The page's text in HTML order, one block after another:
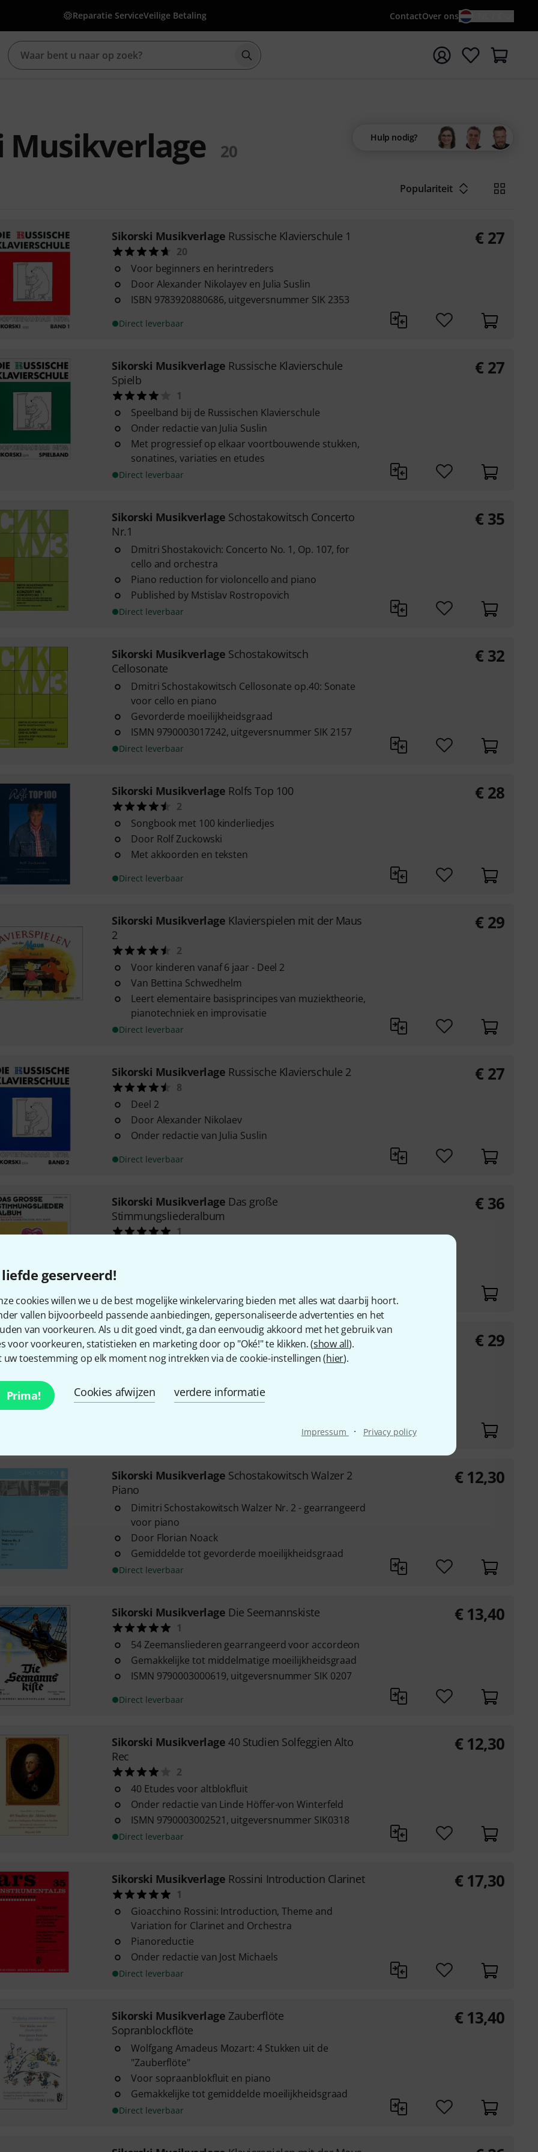
geserveerd!
cookies willen we u de best mogelijke winkelervaring bieden met alles wat daarbij hoort.
vallen bijvoorbeeld passende aanbiedingen, gepersonaliseerde advertenties en het
van voorkeuren. Als u dit goed vindt, ga dan eenvoudig akkoord met het gebruik van
voor voorkeuren, statistieken en marketing door op "Oké!" te klikken. (show all).
uw toestemming op elk moment nog intrekken via de cookie-instellingen (hier).
Prima! Cookies afwijzen verdere informatie
Impressum · Privacy policy
Reparatie ServiceVeilige Betaling ContactOver ons
Zoek met zoekterm {searchTerm}
Musikverlage 20
Hulp nodig?
Populariteit
Sikorski Musikverlage Russische Klavierschule 1
20
Voor beginners en herintreders
Door Alexander Nikolayev en Julia Suslin
ISBN 9783920880686, uitgeversnummer SIK 2353
Direct leverbaar
€ 27
Sikorski Musikverlage Russische Klavierschule
Spielb
1
Speelband bij de Russischen Klavierschule
Onder redactie van Julia Suslin
Met progressief op elkaar voortbouwende stukken,
sonatines, variaties en etudes
Direct leverbaar
€ 27
Sikorski Musikverlage Schostakowitsch Concerto
Nr.1
Dmitri Shostakovich: Concerto No. 1, Op. 107, for
cello and orchestra
Piano reduction for violoncello and piano
Published by Mstislav Rostropovich
Direct leverbaar
€ 35
Sikorski Musikverlage Schostakowitsch
Cellosonate
Dmitri Schostakowitsch Cellosonate op.40: Sonate
voor cello en piano
Gevorderde moeilijkheidsgraad
ISMN 9790003017242, uitgeversnummer SIK 2157
Direct leverbaar
€ 32
Sikorski Musikverlage Rolfs Top 100
2
Songbook met 100 kinderliedjes
Door Rolf Zuckowski
Met akkoorden en teksten
Direct leverbaar
€ 28
Sikorski Musikverlage Klavierspielen mit der Maus
2
2
Voor kinderen vanaf 6 jaar - Deel 2
Van Bettina Schwedhelm
Leert elementaire basisprincipes van muziektheorie,
pianotechniek en improvisatie
Direct leverbaar
€ 29
Sikorski Musikverlage Russische Klavierschule 2
8
Deel 2
Door Alexander Nikolaev
Onder redactie van Julia Suslin
Direct leverbaar
€ 27
Sikorski Musikverlage Das große
Stimmungsliederalbum
1
Direct leverbaar
€ 36
Sikorski Musikverlage Arutjunjan Konzert
Trompete
orkest
Pianoreductie
€ 29
Sikorski Musikverlage Schostakowitsch Walzer 2
Piano
Dimitri Schostakowitsch Walzer Nr. 2 - gearrangeerd
voor piano
Door Florian Noack
Gemiddelde tot gevorderde moeilijkheidsgraad
Direct leverbaar
€ 12,30
Sikorski Musikverlage Die Seemannskiste
1
54 Zeemansliederen gearrangeerd voor accordeon
Gemakkelijke tot middelmatige moeilijkheidsgraad
ISMN 9790003000619, uitgeversnummer SIK 0207
Direct leverbaar
€ 13,40
Sikorski Musikverlage 40 Studien Solfeggien Alto
Rec
2
40 Etudes voor altblokfluit
Onder redactie van Linde Höffer-von Winterfeld
ISMN 9790003002521, uitgeversnummer SIK0318
Direct leverbaar
€ 12,30
Sikorski Musikverlage Rossini Introduction Clarinet
1
Gioacchino Rossini: Introduction, Theme and
Variation for Clarinet and Orchestra
Pianoreductie
Onder redactie van Jost Michaels
Direct leverbaar
€ 17,30
Sikorski Musikverlage Zauberflöte
Sopranblockflöte
Wolfgang Amadeus Mozart: 4 Stukken uit de
"Zauberflöte"
Voor sopraanblokfluit en piano
Gemakkelijke tot gemiddelde moeilijkheidsgraad
Direct leverbaar
€ 13,40